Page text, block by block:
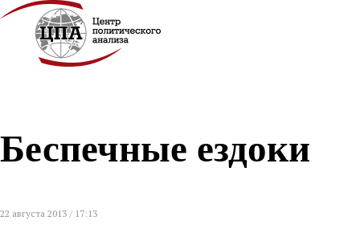
Беспечные ездоки
22 августа 2013 / 17:13